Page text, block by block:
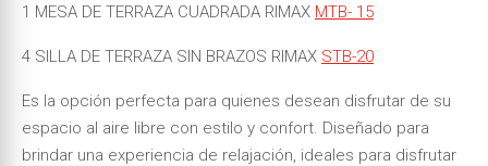
1 MESA DE TERRAZA CUADRADA RIMAX MTB- 15
4 SILLA DE TERRAZA SIN BRAZOS RIMAX STB-20
Es la opción perfecta para quienes desean disfrutar de su
espacio al aire libre con estilo y confort. Diseñado para
brindar una experiencia de relajación, ideales para disfrutar